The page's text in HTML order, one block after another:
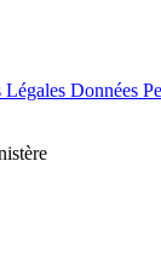
Légales Données